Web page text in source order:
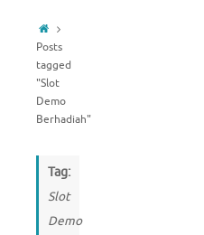
Home
Posts
tagged
"Slot
Demo
Berhadiah"
Tag:
Slot
Demo